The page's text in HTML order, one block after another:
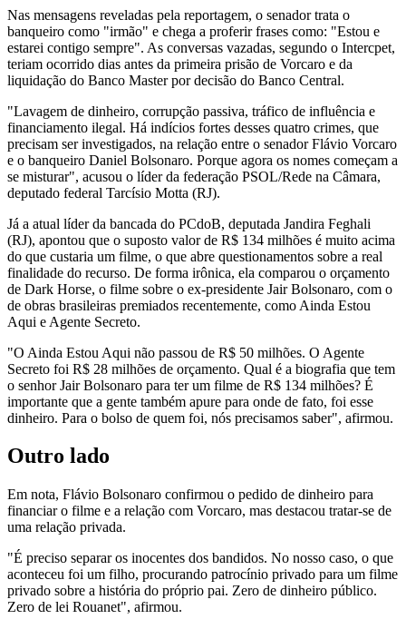
Nas mensagens reveladas pela reportagem, o senador trata o
banqueiro como "irmão" e chega a proferir frases como: "Estou e
estarei contigo sempre". As conversas vazadas, segundo o Intercpet,
teriam ocorrido dias antes da primeira prisão de Vorcaro e da
liquidação do Banco Master por decisão do Banco Central.
"Lavagem de dinheiro, corrupção passiva, tráfico de influência e
financiamento ilegal. Há indícios fortes desses quatro crimes, que
precisam ser investigados, na relação entre o senador Flávio Vorcaro
e o banqueiro Daniel Bolsonaro. Porque agora os nomes começam a
se misturar", acusou o líder da federação PSOL/Rede na Câmara,
deputado federal Tarcísio Motta (RJ).
Já a atual líder da bancada do PCdoB, deputada Jandira Feghali
(RJ), apontou que o suposto valor de R$ 134 milhões é muito acima
do que custaria um filme, o que abre questionamentos sobre a real
finalidade do recurso. De forma irônica, ela comparou o orçamento
de Dark Horse, o filme sobre o ex-presidente Jair Bolsonaro, com o
de obras brasileiras premiados recentemente, como Ainda Estou
Aqui e Agente Secreto.
"O Ainda Estou Aqui não passou de R$ 50 milhões. O Agente
Secreto foi R$ 28 milhões de orçamento. Qual é a biografia que tem
o senhor Jair Bolsonaro para ter um filme de R$ 134 milhões? É
importante que a gente também apure para onde de fato, foi esse
dinheiro. Para o bolso de quem foi, nós precisamos saber", afirmou.
Outro lado
Em nota, Flávio Bolsonaro confirmou o pedido de dinheiro para
financiar o filme e a relação com Vorcaro, mas destacou tratar-se de
uma relação privada.
"É preciso separar os inocentes dos bandidos. No nosso caso, o que
aconteceu foi um filho, procurando patrocínio privado para um filme
privado sobre a história do próprio pai. Zero de dinheiro público.
Zero de lei Rouanet", afirmou.